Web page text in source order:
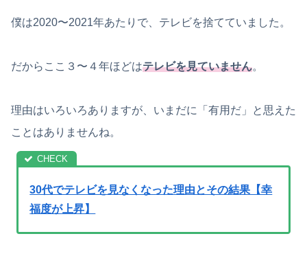
僕は2020〜2021年あたりで、テレビを捨てていました。
だからここ３〜４年ほどはテレビを見ていません。
理由はいろいろありますが、いまだに「有用だ」と思えた
ことはありませんね。
30代でテレビを見なくなった理由とその結果【幸
福度が上昇】